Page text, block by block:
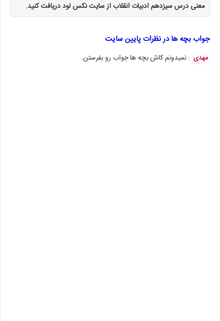
معنی درس سیزدهم ادبیات انقلاب از سایت نکس لود دریافت کنید.
جواب بچه ها در نظرات پایین سایت
مهدی : نمیدونم کاش بچه ها جواب رو بفرستن.